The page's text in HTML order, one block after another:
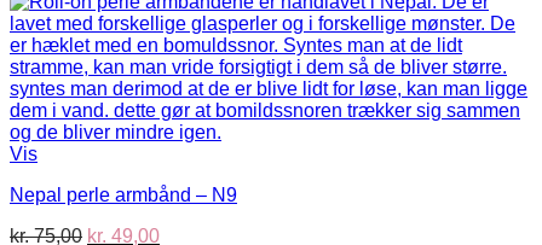
Vis
Nepal perle armbånd – N9
kr.75,00 Den
kr. 49,00Den